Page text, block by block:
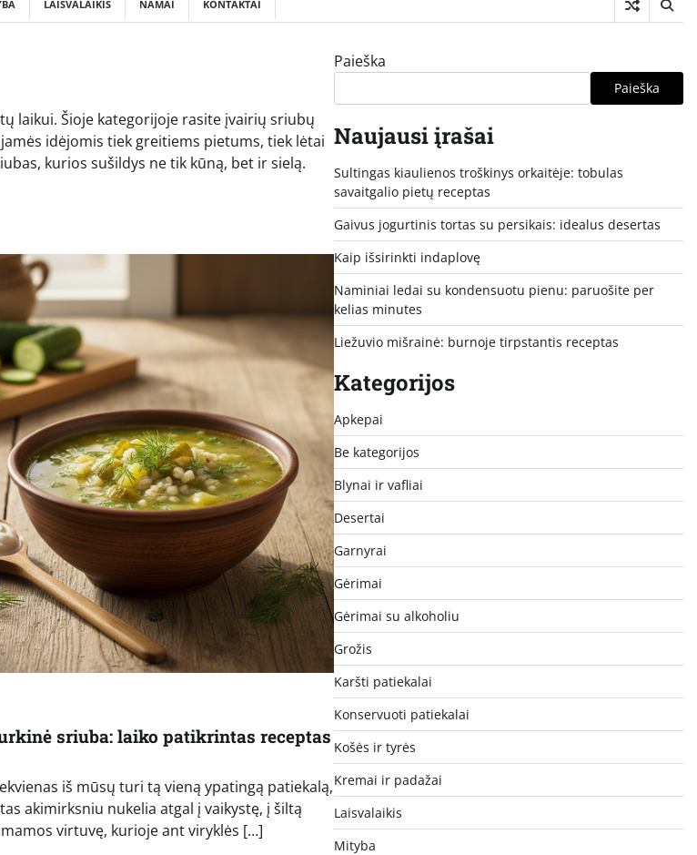
LAISVALAIKIS NAMAI KONTAKTAI
laikui. Šioje kategorijoje rasite įvairių sriubų
idėjomis tiek greitiems pietums, tiek lėtai
kurios sušildys ne tik kūną, bet ir sielą.
sriuba: laiko patikrintas receptas
iš mūsų turi tą vieną ypatingą patiekalą,
akimirksniu nukelia atgal į vaikystę, į šiltą
virtuvę, kurioje ant viryklės […]
Paieška
Paieška
Naujausi įrašai
Sultingas kiaulienos troškinys orkaitėje: tobulas
savaitgalio pietų receptas
Gaivus jogurtinis tortas su persikais: idealus desertas
Kaip išsirinkti indaplovę
Naminiai ledai su kondensuotu pienu: paruošite per
kelias minutes
Liežuvio mišrainė: burnoje tirpstantis receptas
Kategorijos
Apkepai
Be kategorijos
Blynai ir vafliai
Desertai
Garnyrai
Gėrimai
Gėrimai su alkoholiu
Grožis
Karšti patiekalai
Konservuoti patiekalai
Košės ir tyrės
Kremai ir padažai
Laisvalaikis
Mityba